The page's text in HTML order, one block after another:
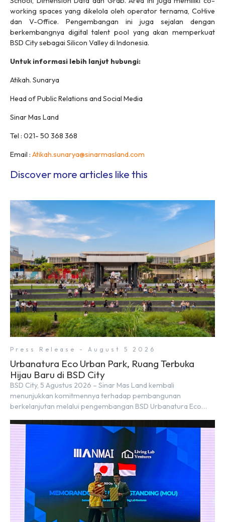
working spaces yang dikelola oleh operator ternama, CoHive
dan V-Office. Pengembangan ini juga sejalan dengan
berkembangnya digital talent pool yang akan memperkuat
BSD City sebagai Silicon Valley di Indonesia.
Untuk informasi lebih lanjut hubungi:
Atikah. Sunarya
Head of Public Relations and Social Media
Sinar Mas Land
Tel : 021- 50 368 368
Email : Atikah.sunarya@sinarmasland.com
Discover more articles like this
Press Release - August 5 2026
Urbanatura Eco Urban Park, Ruang Terbuka
Hijau Baru di BSD City
BSD City, 5 Agustus 2026 – Sinar Mas Land kembali
menunjukkan komitmennya terhadap pembangunan
berkelanjutan melalui pengembangan BSD Urbanatura Eco
jalur sungai sepanjang 1,5 km yang dikelilingi lanskap tropis
Pathway. Transformasi ini merupakan bagian dari upaya
perusahaan untuk […]